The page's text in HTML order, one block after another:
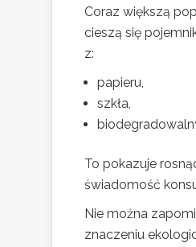
Coraz większą
cieszą się
z:
papieru,
szkła,
To pokazuje
świadomość
Nie można
znaczeniu